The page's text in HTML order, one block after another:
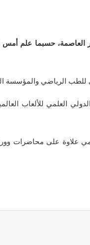
حسبما علم أمس
للطب الرياضي والمؤسسة
العلمي للألعاب
علاوة على